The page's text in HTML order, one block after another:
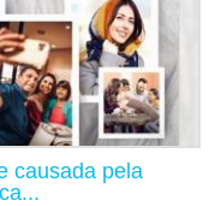
causada pela